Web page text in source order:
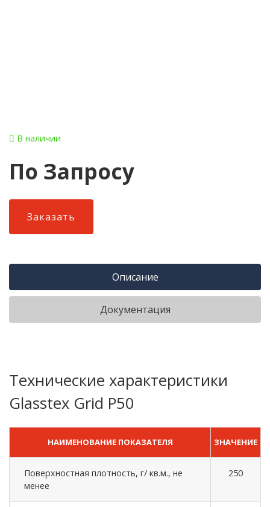
В наличии
По Запросу
Заказать
Описание
Документация
Технические характеристики
Glasstex Grid P50
НАИМЕНОВАНИЕ ПОКАЗАТЕЛЯ ЗНАЧЕНИЕ
Поверхностная плотность, г/ кв.м., не
менее
250